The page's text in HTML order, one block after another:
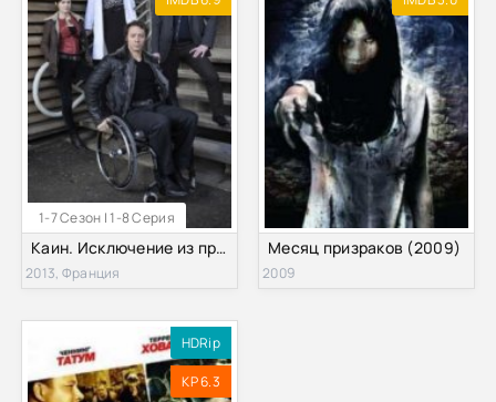
1-7 Сезон | 1-8 Серия
Каин. Исключение из правил (1-7 Сезон)
2013, Франция
Месяц призраков (2009)
2009
HDRip
KP 6.3